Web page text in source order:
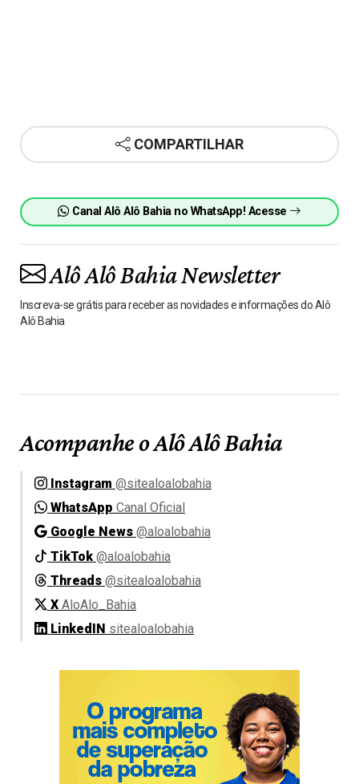
COMPARTILHAR
Canal Alô Alô Bahia no WhatsApp! Acesse
Alô Alô Bahia Newsletter
Inscreva-se grátis para receber as novidades e informações do Alô
Alô Bahia
Acompanhe o Alô Alô Bahia
Instagram @sitealoalobahia
WhatsApp Canal Oficial
Google News @aloalobahia
TikTok @aloalobahia
Threads @sitealoalobahia
X AloAlo_Bahia
LinkedIN sitealoalobahia